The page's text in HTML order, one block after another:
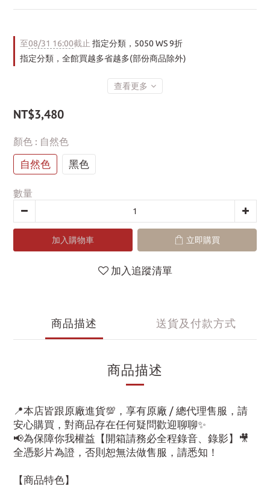
至08/31 16:00截止 指定分類，5050 WS 9折
指定分類，全館買越多省越多(部份商品除外)
查看更多
NT$3,480
顏色 : 自然色
自然色 黑色
數量
加入購物車 立即購買
加入追蹤清單
商品描述 送貨及付款方式
商品描述
📍本店皆跟原廠進貨💯，享有原廠 / 總代理售服，請
安心購買，對商品存在任何疑問歡迎聊聊✨
📢為保障你我權益【開箱請務必全程錄音、錄影】🎥
全憑影片為證，否則恕無法做售服，請悉知！
【商品特色】